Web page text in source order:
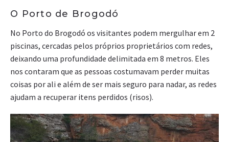
O Porto de Brogodó
No Porto do Brogodó os visitantes podem mergulhar em 2
piscinas, cercadas pelos próprios proprietários com redes,
deixando uma profundidade delimitada em 8 metros. Eles
nos contaram que as pessoas costumavam perder muitas
coisas por ali e além de ser mais seguro para nadar, as redes
ajudam a recuperar itens perdidos (risos).